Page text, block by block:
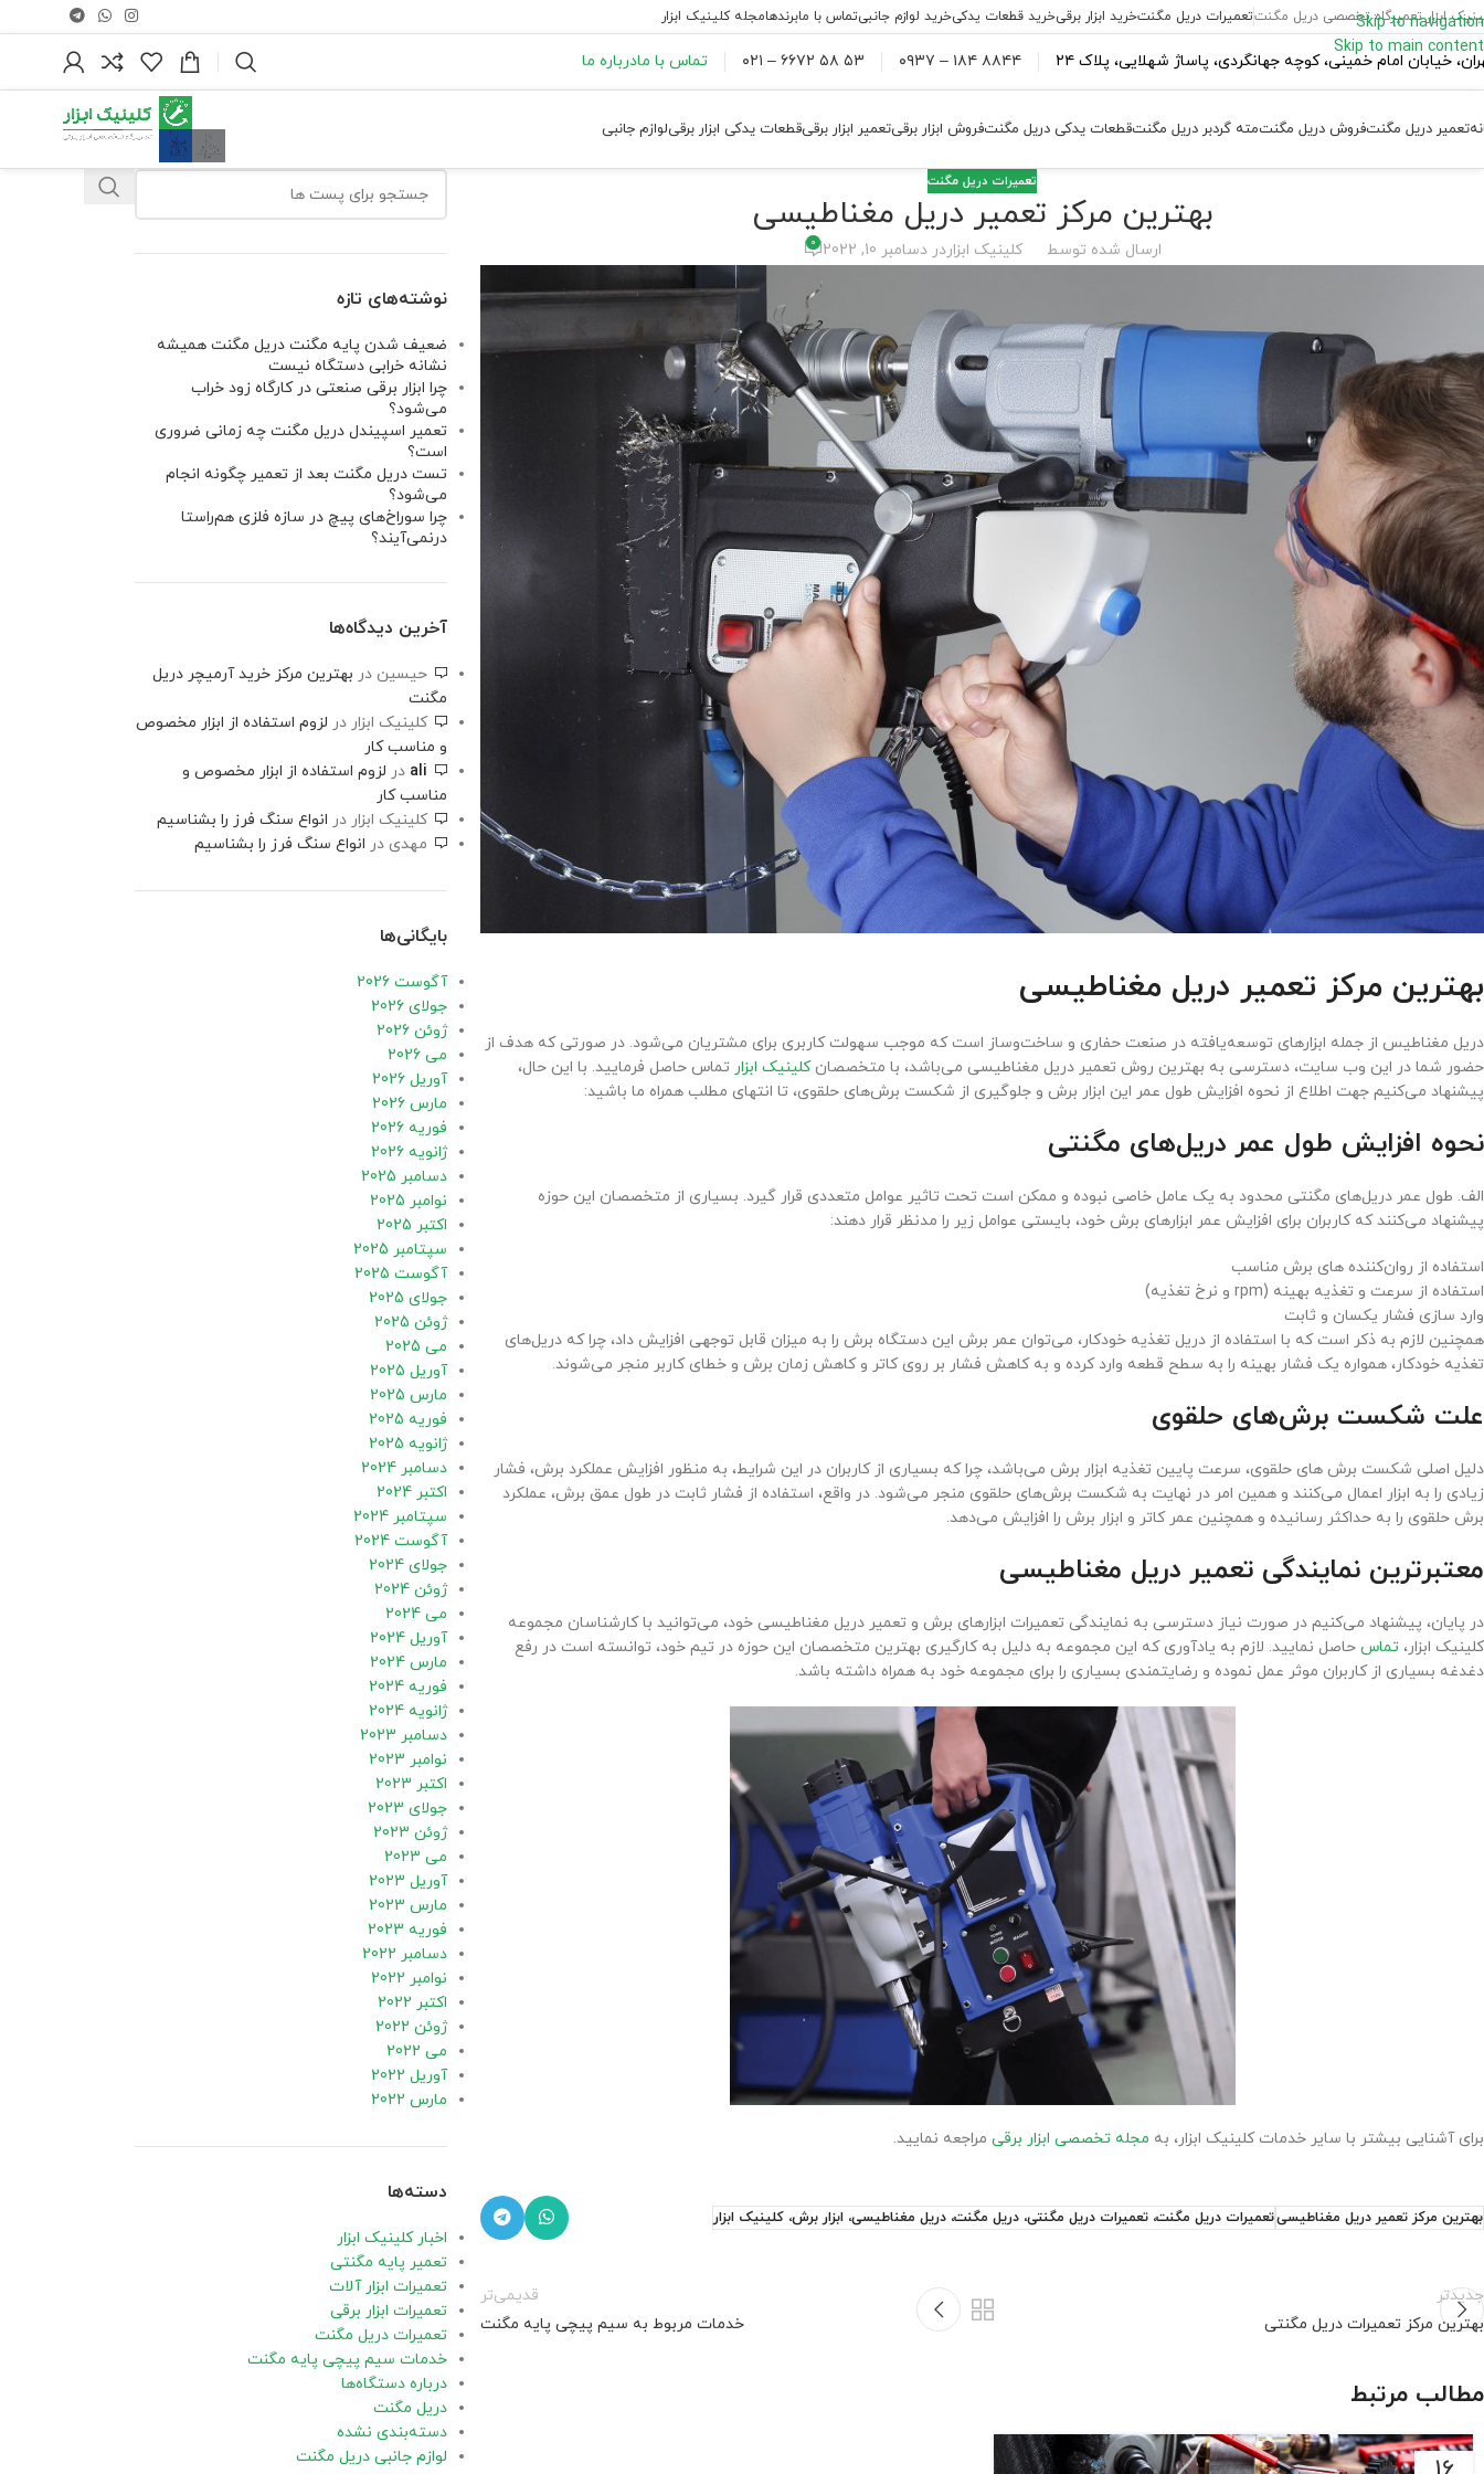
Skip to navigation
Skip to main content
ابزار تعمیرگاه تخصصی دریل مگنتتعمیرات دریل مگنتخرید ابزار برقیخرید قطعات یدکیخرید لوازم جانبیتماس با مابرندهامجله کلینیک ابزار
خیابان امام خمینی، کوچه جهانگردی، پاساژ شهلایی، پلاک ۲۴ ۸۸۴۴ ۱۸۴ – ۰۹۳۷ ۵۳ ۵۸ ۶۶۷۲ – ۰۲۱ تماس با مادرباره ما
تعمیر دریل مگنتفروش دریل مگنتمته گردبر دریل مگنتقطعات یدکی دریل مگنتفروش ابزار برقیتعمیر ابزار برقیقطعات یدکی ابزار برقیلوازم جانبی
تعمیرات دریل مگنت
بهترین مرکز تعمیر دریل مغناطیسی
ارسال شده توسط کلینیک ابزاردر دسامبر 10, 2022 0
بهترین مرکز تعمیر دریل مغناطیسی
دریل مغناطیس از جمله ابزارهای توسعه‌یافته در صنعت حفاری و ساخت‌و‌ساز است که موجب سهولت کاربری برای مشتریان می‌شود. در صورتی که هدف از
حضور شما در این وب سایت، دسترسی به بهترین روش تعمیر دریل مغناطیسی می‌باشد، با متخصصانکلینیک ابزار تماس حاصل فرمایید. با این حال،
پیشنهاد می‌کنیم جهت اطلاع از نحوه افزایش طول عمر این ابزار برش و جلوگیری از شکست برش‌های حلقوی، تا انتهای مطلب همراه ما باشید:
نحوه افزایش طول عمر دریل‌های مگنتی
الف. طول عمر دریل‌های مگنتی محدود به یک عامل خاصی نبوده و ممکن است تحت تاثیر عوامل متعددی قرار گیرد. بسیاری از متخصصان این حوزه
پیشنهاد می‌کنند که کاربران برای افزایش عمر ابزارهای برش خود، بایستی عوامل زیر را مدنظر قرار دهند:
استفاده از روان‌کننده های برش مناسب
استفاده از سرعت و تغذیه بهینه (rpm و نرخ تغذیه)
وارد سازی فشار یکسان و ثابت
همچنین لازم به ذکر است که با استفاده از دریل تغذیه خودکار، می‌توان عمر برش این دستگاه برش را به میزان قابل توجهی افزایش داد، چرا که دریل‌های
تغذیه خودکار، همواره یک فشار بهینه را به سطح قطعه وارد کرده و به کاهش فشار بر روی کاتر و کاهش زمان برش و خطای کاربر منجر می‌شوند.
علت شکست برش‌های حلقوی
دلیل اصلی شکست برش های حلقوی، سرعت پایین تغذیه ابزار برش می‌باشد، چرا که بسیاری از کاربران در این شرایط، به منظور افزایش عملکرد برش، فشار
زیادی را به ابزار اعمال می‌کنند و همین امر در نهایت به شکست برش‌های حلقوی منجر می‌شود. در واقع، استفاده از فشار ثابت در طول عمق برش، عملکرد
برش حلقوی را به حداکثر رسانیده و همچنین عمر کاتر و ابزار برش را افزایش می‌دهد.
معتبرترین نمایندگی تعمیر دریل مغناطیسی
در پایان، پیشنهاد می‌کنیم در صورت نیاز دسترسی به نمایندگی تعمیرات ابزارهای برش و تعمیر دریل مغناطیسی خود، می‌توانید با کارشناسان مجموعه
کلینیک ابزار، تماس حاصل نمایید. لازم به یادآوری که این مجموعه به دلیل به کارگیری بهترین متخصصان این حوزه در تیم خود، توانسته است در رفع
دغدغه بسیاری از کاربران موثر عمل نموده و رضایتمندی بسیاری را برای مجموعه خود به همراه داشته باشد.
برای آشنایی بیشتر با سایر خدمات کلینیک ابزار، به مجله تخصصی ابزار برقی مراجعه نمایید.
بهترین مرکز تعمیر دریل مغناطیسیتعمیرات دریل مگنت، تعمیرات دریل مگنتی، دریل مگنت، دریل مغناطیسی، ابزار برش، کلینیک ابزار
جدیدتر
بهترین مرکز تعمیرات دریل مگنتی
قدیمی‌تر
خدمات مربوط به سیم پیچی پایه مگنت
مطالب مرتبط
نوشته‌های تازه
ضعیف شدن پایه مگنت دریل مگنت همیشه
نشانه خرابی دستگاه نیست
چرا ابزار برقی صنعتی در کارگاه زود خراب
می‌شود؟
تعمیر اسپیندل دریل مگنت چه زمانی ضروری
است؟
تست دریل مگنت بعد از تعمیر چگونه انجام
می‌شود؟
چرا سوراخ‌های پیچ در سازه فلزی هم‌راستا
درنمی‌آیند؟
آخرین دیدگاه‌ها
حیسین در بهترین مرکز خرید آرمیچر دریل
مگنت
کلینیک ابزار در لزوم استفاده از ابزار مخصوص
و مناسب کار
ali در لزوم استفاده از ابزار مخصوص و
مناسب کار
کلینیک ابزار در انواع سنگ فرز را بشناسیم
مهدی در انواع سنگ فرز را بشناسیم
بایگانی‌ها
آگوست 2026
جولای 2026
ژوئن 2026
می 2026
آوریل 2026
مارس 2026
فوریه 2026
ژانویه 2026
دسامبر 2025
نوامبر 2025
اکتبر 2025
سپتامبر 2025
آگوست 2025
جولای 2025
ژوئن 2025
می 2025
آوریل 2025
مارس 2025
فوریه 2025
ژانویه 2025
دسامبر 2024
اکتبر 2024
سپتامبر 2024
آگوست 2024
جولای 2024
ژوئن 2024
می 2024
آوریل 2024
مارس 2024
فوریه 2024
ژانویه 2024
دسامبر 2023
نوامبر 2023
اکتبر 2023
جولای 2023
ژوئن 2023
می 2023
آوریل 2023
مارس 2023
فوریه 2023
دسامبر 2022
نوامبر 2022
اکتبر 2022
ژوئن 2022
می 2022
آوریل 2022
مارس 2022
دسته‌ها
اخبار کلینیک ابزار
تعمیر پایه مگنتی
تعمیرات ابزار آلات
تعمیرات ابزار برقی
تعمیرات دریل مگنت
خدمات سیم پیچی پایه مگنت
درباره دستگاه‌ها
دریل مگنت
دسته‌بندی نشده
لوازم جانبی دریل مگنت